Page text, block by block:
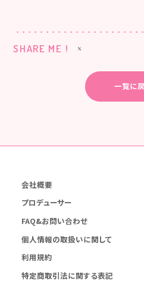
SHARE ME !
一覧に
会社概要
プロデューサー
FAQ&お問い合わせ
個人情報の取扱いに関して
利用規約
特定商取引法に関する表記